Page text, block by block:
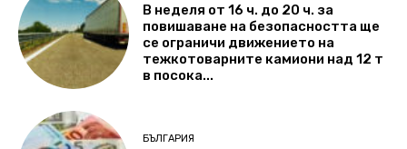
В неделя от 16 ч. до 20 ч. за
повишаване на безопасността ще
се ограничи движението на
тежкотоварните камиони над 12 т
в посока...
БЪЛГАРИЯ